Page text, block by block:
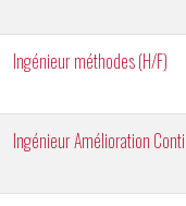
Ingénieur méthodes (H/F)
Ingénieur Amélioration